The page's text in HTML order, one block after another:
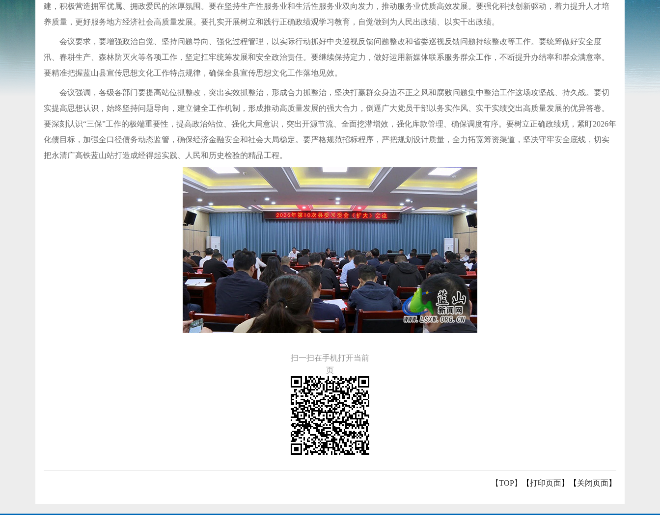
建，积极营造拥军优属、拥政爱民的浓厚氛围。要在坚持生产性服务业和生活性服务业双向发力，推动服务业优质高效发展。要强化科技创新驱动，着力提升人才培
养质量，更好服务地方经济社会高质量发展。要扎实开展树立和践行正确政绩观学习教育，自觉做到为人民出政绩、以实干出政绩。
会议要求，要增强政治自觉、坚持问题导向、强化过程管理，以实际行动抓好中央巡视反馈问题整改和省委巡视反馈问题持续整改等工作。要统筹做好安全度
汛、春耕生产、森林防灭火等各项工作，坚定扛牢统筹发展和安全政治责任。要继续保持定力，做好运用新媒体联系服务群众工作，不断提升办结率和群众满意率。
要精准把握蓝山县宣传思想文化工作特点规律，确保全县宣传思想文化工作落地见效。
会议强调，各级各部门要提高站位抓整改，突出实效抓整治，形成合力抓整治，坚决打赢群众身边不正之风和腐败问题集中整治工作这场攻坚战、持久战。要切
实提高思想认识，始终坚持问题导向，建立健全工作机制，形成推动高质量发展的强大合力，倒逼广大党员干部以务实作风、实干实绩交出高质量发展的优异答卷。
要深刻认识“三保”工作的极端重要性，提高政治站位、强化大局意识，突出开源节流、全面挖潜增效，强化库款管理、确保调度有序。要树立正确政绩观，紧盯2026年
化债目标，加强全口径债务动态监管，确保经济金融安全和社会大局稳定。要严格规范招标程序，严把规划设计质量，全力拓宽筹资渠道，坚决守牢安全底线，切实
把永清广高铁蓝山站打造成经得起实践、人民和历史检验的精品工程。
扫一扫在手机打开当前
页
【TOP】 【打印页面】【 关闭页面】